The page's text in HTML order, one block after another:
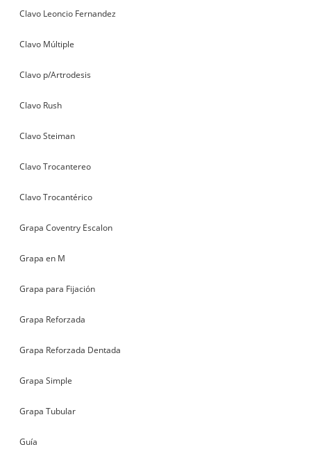
Clavo Leoncio Fernandez
Clavo Múltiple
Clavo p/Artrodesis
Clavo Rush
Clavo Steiman
Clavo Trocantereo
Clavo Trocantérico
Grapa Coventry Escalon
Grapa en M
Grapa para Fijación
Grapa Reforzada
Grapa Reforzada Dentada
Grapa Simple
Grapa Tubular
Guía